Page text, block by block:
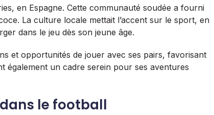
en Espagne. Cette communauté soudée a fourni
La culture locale mettait l’accent sur le sport, en
dans le jeu dès son jeune âge.
et opportunités de jouer avec ses pairs, favorisant
également un cadre serein pour ses aventures
le football